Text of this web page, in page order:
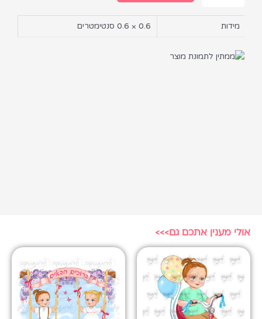
מידות 0.6 × 0.6 סנטימטרים
אולי מענין אתכם גם>>>